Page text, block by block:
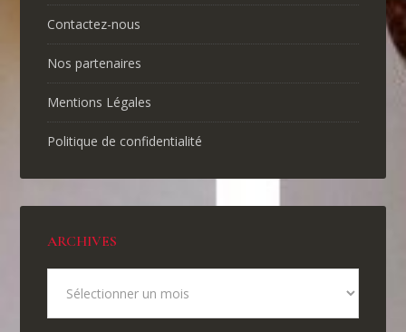
Contactez-nous
Nos partenaires
Mentions Légales
Politique de confidentialité
ARCHIVES